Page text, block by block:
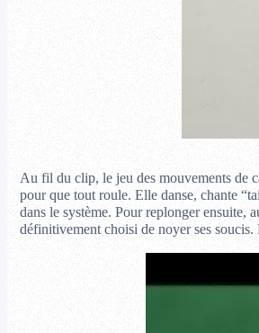
Au fil du clip, le jeu des mouvements de
pour que tout roule. Elle danse, chante
dans le système. Pour replonger ensuite,
définitivement choisi de noyer ses soucis.